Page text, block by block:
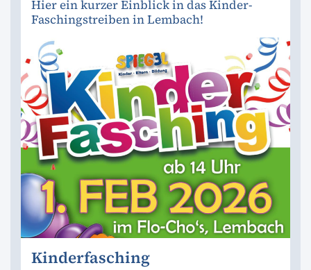
Hier ein kurzer Einblick in das Kinder-
Faschingstreiben in Lembach!
Kinderfasching